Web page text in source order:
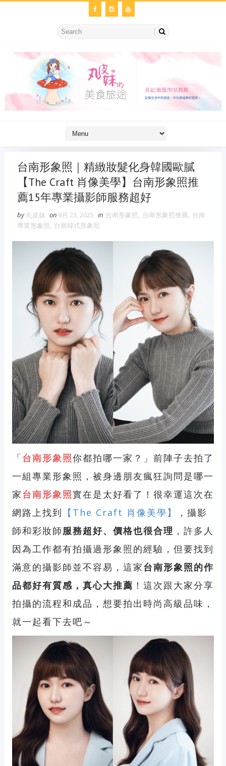
台南形象照｜精緻妝髮化身韓國歐膩
【The Craft 肖像美學】台南形象照推
薦15年專業攝影師服務超好
by 丸皮妹 on4月 23, 2025 in 台南形象照, 台南形象照推薦, 台南
專業形象照, 台南韓式形象照
「台南形象照你都拍哪一家？」前陣子去拍了
一組專業形象照，被身邊朋友瘋狂詢問是哪一
家台南形象照實在是太好看了！很幸運這次在
網路上找到 【The Craft 肖像美學】
，攝影
師和彩妝師 服務超好、 價格也很合理 ，許多人
因為工作都有拍攝過形象照的經驗，但要找到
滿意的攝影師並不容易，這家台南形象照的作
品都好有質感，真心大推薦 ！這次跟大家分享
拍攝的流程和成品，想要拍出時尚高級品味，
就一起看下去吧～